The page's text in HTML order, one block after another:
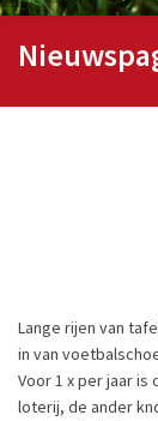
Lange rijen van
in van
Voor 1 x per jaar
loterij, de ander